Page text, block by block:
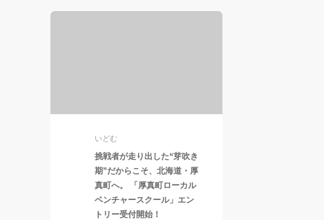
いどむ
挑戦者が走り出した“芽吹き
期”だからこそ、北海道・厚
真町へ。 「厚真町ローカル
ベンチャースクール」エン
トリー受付開始！